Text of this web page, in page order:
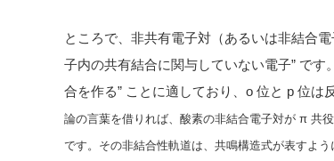
ところで、非共有電子対（あるいは非結合
子内の共有結合に関与していない電子” で
合を作る” ことに適しており、o 位と p 位は
論の言葉を借りれば、酸素の非結合電子対が π 共
です。その非結合性軌道は、共鳴構造式が表すよ